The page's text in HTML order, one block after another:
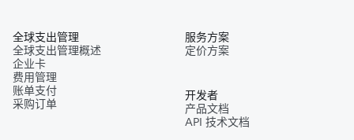
全球支出管理
全球支出管理概述
企业卡
费用管理
账单支付
采购订单
服务方案
定价方案
开发者
产品文档
API 技术文档